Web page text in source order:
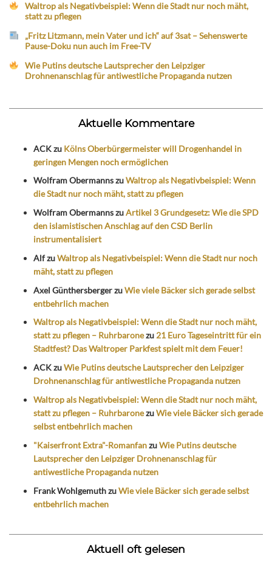
Waltrop als Negativbeispiel: Wenn die Stadt nur noch mäht,
statt zu pflegen
„Fritz Litzmann, mein Vater und ich“ auf 3sat – Sehenswerte
Pause-Doku nun auch im Free-TV
Wie Putins deutsche Lautsprecher den Leipziger
Drohnenanschlag für antiwestliche Propaganda nutzen
Aktuelle Kommentare
ACKzu Kölns Oberbürgermeister will Drogenhandel in
geringen Mengen noch ermöglichen
Wolfram ObermannszuWaltrop als Negativbeispiel: Wenn
die Stadt nur noch mäht, statt zu pflegen
Wolfram ObermannszuArtikel 3 Grundgesetz: Wie die SPD
den islamistischen Anschlag auf den CSD Berlin
instrumentalisiert
AlfzuWaltrop als Negativbeispiel: Wenn die Stadt nur noch
mäht, statt zu pflegen
Axel GünthersbergerzuWie viele Bäcker sich gerade selbst
entbehrlich machen
Waltrop als Negativbeispiel: Wenn die Stadt nur noch mäht,
statt zu pflegen – Ruhrbaronezu21 Euro Tageseintritt für ein
Stadtfest? Das Waltroper Parkfest spielt mit dem Feuer!
ACKzuWie Putins deutsche Lautsprecher den Leipziger
Drohnenanschlag für antiwestliche Propaganda nutzen
Waltrop als Negativbeispiel: Wenn die Stadt nur noch mäht,
statt zu pflegen – RuhrbaronezuWie viele Bäcker sich gerade
selbst entbehrlich machen
"Kaiserfront Extra"-RomanfanzuWie Putins deutsche
Lautsprecher den Leipziger Drohnenanschlag für
antiwestliche Propaganda nutzen
Frank WohlgemuthzuWie viele Bäcker sich gerade selbst
entbehrlich machen
Aktuell oft gelesen